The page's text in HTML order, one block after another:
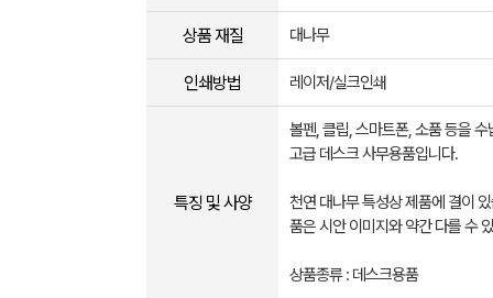
상품 재질 대나무
인쇄방법 레이저/실크인쇄
특징 및 사양
볼펜, 클립, 스마트폰, 소품 등을 수
고급 데스크 사무용품입니다.
천연 대나무 특성상 제품에 결이
품은 시안 이미지와 약간 다를 수
상품종류 : 데스크용품